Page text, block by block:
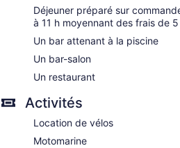
Déjeuner préparé sur
à 11 h moyennant des frais de
Un bar attenant à la piscine
Un bar-salon
Un restaurant
Activités
Location de vélos
Motomarine